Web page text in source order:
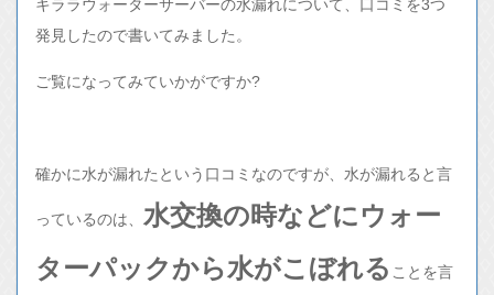
キララウォーターサーバーの水漏れについて、口コミを3つ
発見したので書いてみました。
ご覧になってみていかがですか?
確かに水が漏れたという口コミなのですが、水が漏れると言
っているのは、 水交換の時などにウォー
ターパックから水がこぼれる ことを言